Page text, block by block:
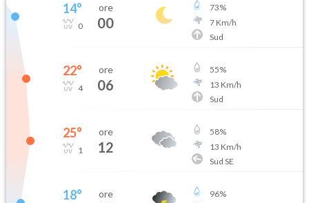
14°
0
ore
00
73%
7Km/h
Sud
22°
4
ore
06
55%
13 Km/h
Sud
25°
1
ore
12
58%
13 Km/h
Sud SE
18° ore 96%